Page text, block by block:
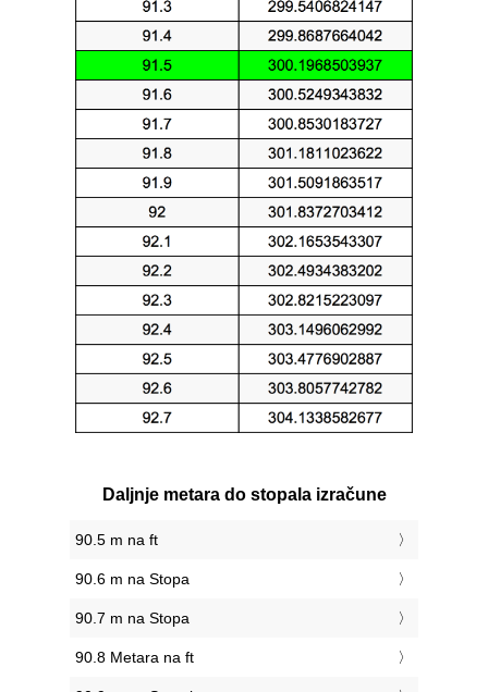
Daljnje metara do stopala izračune
90.5 m na ft
90.6 m na Stopa
90.7 m na Stopa
90.8 Metara na ft